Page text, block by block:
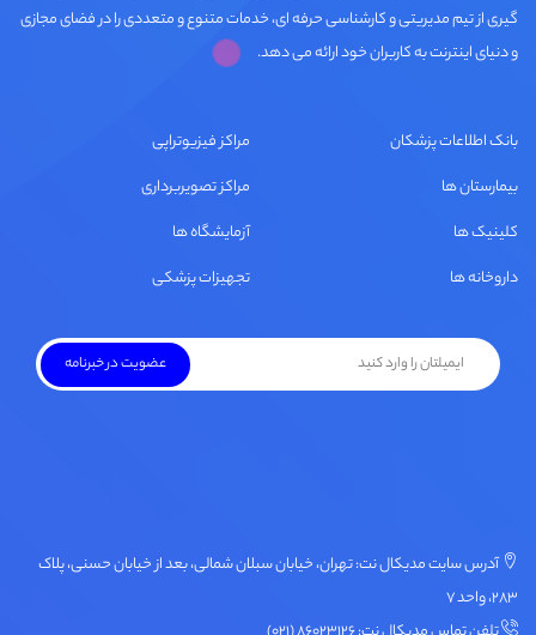
گیری از تیم مدیریتی و کارشناسی حرفه ای، خدمات متنوع و متعددی را در فضای مجازی
و دنیای اینترنت به کاربران خود ارائه می دهد.
بانک اطلاعات پزشکان
بیمارستان ها
کلینیک ها
داروخانه ها
مراکز فیزیوتراپی
مراکز تصویربرداری
آزمایشگاه ها
تجهیزات پزشکی
آدرس سایت مدیکال نت: تهران، خیابان سبلان شمالی، بعد از خیابان حسنی، پلاک
۲۸۳، واحد ۷